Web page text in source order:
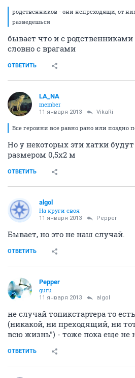
родственников - они непреходящи, от
разведешься
бывает что и с родственниками
словно с врагами
ОТВЕТИТЬ
LA_NA
member
11 января 2013 VikaRi
Все героини все равно рано или поздно
Но у некоторых эти хатки
размером 0,5х2 м
ОТВЕТИТЬ
algol
На круги своя
11 января 2013 Pepper
Бывает, но это не наш случай.
ОТВЕТИТЬ
Pepper
guru
11 января 2013 algol
не случай топикстартера то
(никакой, ни преходящий, ни
всю жизнь") - тоже пока еще не
ОТВЕТИТЬ